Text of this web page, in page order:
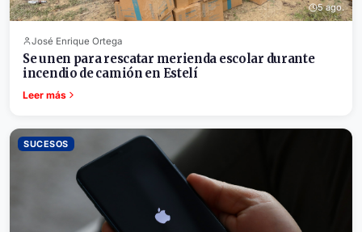
5 ago.
José Enrique Ortega
Se unen para rescatar merienda escolar durante
incendio de camión en Estelí
Leer más
SUCESOS